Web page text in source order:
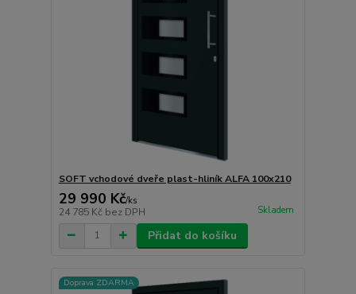
SOFT vchodové dveře plast-hliník ALFA 100x210
29 990 Kč/ks
24 785 Kč bez DPH Skladem
Přidat do košíku
Doprava ZDARMA